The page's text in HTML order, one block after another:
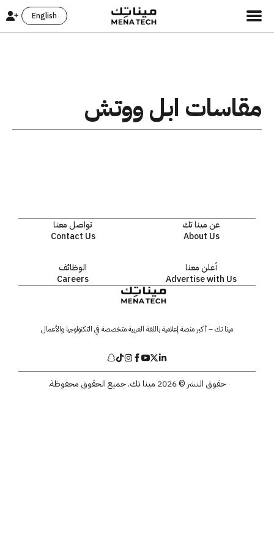
English
مقاسات ابل ووتش
عن مينا تك
About Us
تواصل معنا
Contact Us
أعلن معنا
Advertise with Us
الوظائف
Careers
مينا تك – أكبر منصة إعلامية باللغة العربية متخصصة في التكنولوجيا والأعمال
حقوق النشر © 2026 مينا تك. جميع الحقوق محفوظة.